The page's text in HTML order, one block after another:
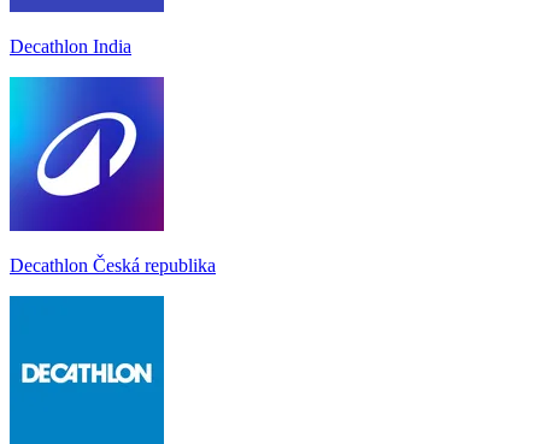
Decathlon India
Decathlon Česká republika